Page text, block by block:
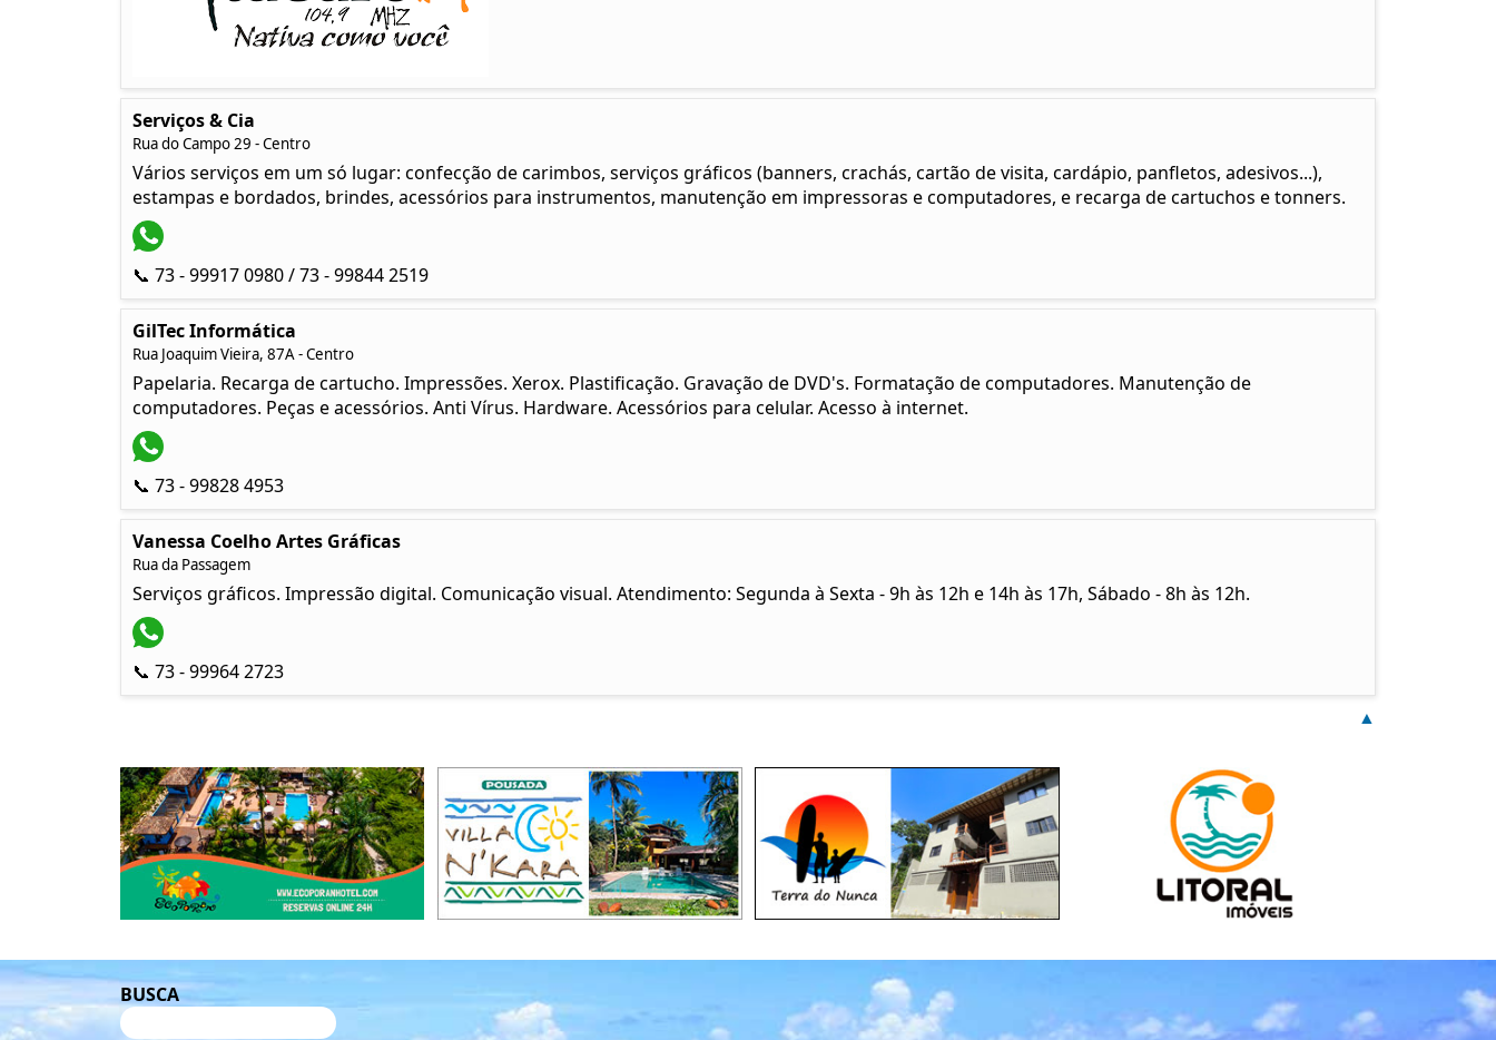
Serviços & Cia
Rua do Campo 29 - Centro
Vários serviços em um só lugar: confecção de carimbos, serviços gráficos (banners, crachás, cartão de visita, cardápio, panfletos, adesivos...),
estampas e bordados, brindes, acessórios para instrumentos, manutenção em impressoras e computadores, e recarga de cartuchos e tonners.
📞 73 - 99917 0980 / 73 - 99844 2519
GilTec Informática
Rua Joaquim Vieira, 87A - Centro
Papelaria. Recarga de cartucho. Impressões. Xerox. Plastificação. Gravação de DVD's. Formatação de computadores. Manutenção de
computadores. Peças e acessórios. Anti Vírus. Hardware. Acessórios para celular. Acesso à internet.
📞 73 - 99828 4953
Vanessa Coelho Artes Gráficas
Rua da Passagem
Serviços gráficos. Impressão digital. Comunicação visual. Atendimento: Segunda à Sexta - 9h às 12h e 14h às 17h, Sábado - 8h às 12h.
📞 73 - 99964 2723
▲
BUSCA